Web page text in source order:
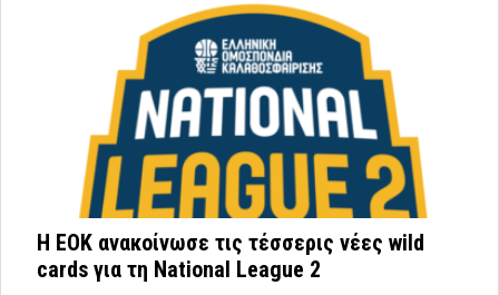
Η ΕΟΚ ανακοίνωσε τις τέσσερις νέες wild
cards για τη National League 2